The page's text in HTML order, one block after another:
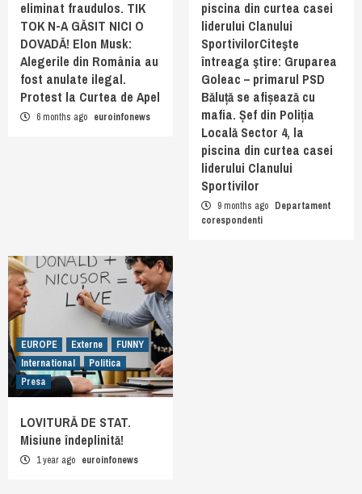
eliminat fraudulos. TIK
TOK N-A GĂSIT NICI O
DOVADĂ! Elon Musk:
Alegerile din România au
fost anulate ilegal.
Protest la Curtea de Apel
6 months ago euroinfonews
piscina din curtea casei
liderului Clanului
SportivilorCiteşte
întreaga ştire: Gruparea
Goleac – primarul PSD
Băluță se afișează cu
mafia. Șef din Poliția
Locală Sector 4, la
piscina din curtea casei
liderului Clanului
Sportivilor
9 months ago Departament
corespondenti
EUROPE Externe
FUNNY
International
Politica
Presa
LOVITURĂ DE STAT.
Misiune îndeplinită!
1 year ago euroinfonews